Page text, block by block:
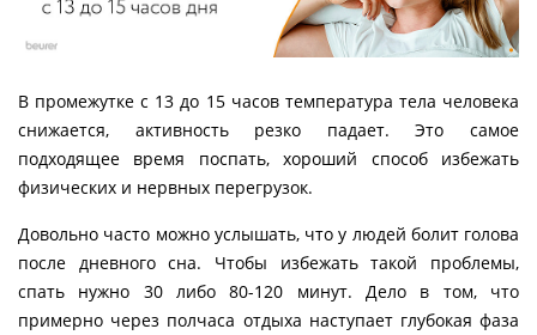
В промежутке с 13 до 15 часов температура тела человека
снижается, активность резко падает. Это самое
подходящее время поспать, хороший способ избежать
физических и нервных перегрузок.
Довольно часто можно услышать, что у людей болит голова
после дневного сна. Чтобы избежать такой проблемы,
спать нужно 30 либо 80-120 минут. Дело в том, что
примерно через полчаса отдыха наступает глубокая фаза